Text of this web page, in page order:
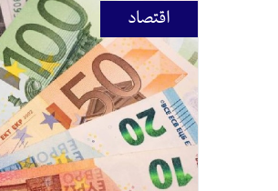
اقتصاد